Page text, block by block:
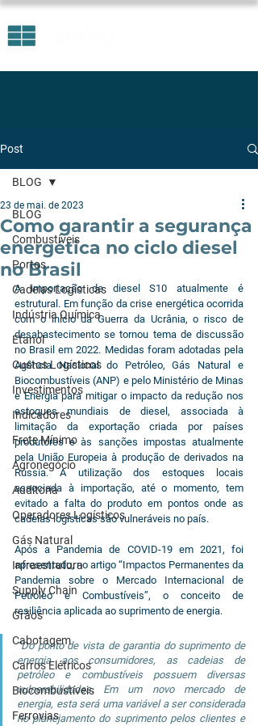
Post
BLOG
Combustíveis
Portos
Cadeias Logísticas
Indústria Química
Etanol
Custos Logísticos
Investimentos
Indicadores
Frete Mínimo
Agronegócio
Auditoria
Operadores Logísticos
Gás Natural
Infraestrutura
Supply Chain
Grãos
Cabotagem
Carros Elétricos
Biocombustíveis
Ferrovias
BLOG
Como garantir a segurança
energética no ciclo diesel
no Brasil
23 de mai. de 2023
A importação de diesel S10 atualmente é
estrutural. Em função da crise energética ocorrida
com o início da Guerra da Ucrânia, o risco de
desabastecimento se tornou tema de discussão
no Brasil em 2022. Medidas foram adotadas pela
Agência Nacional do Petróleo, Gás Natural e
Biocombustíveis (ANP) e pelo Ministério de Minas
e Energia para mitigar o impacto da redução nos
estoques mundiais de diesel, associada à
limitação da exportação criada por países
produtores e às sanções impostas atualmente
pela União Europeia à produção de derivados na
Rússia. A utilização dos estoques locais
associada à importação, até o momento, tem
evitado a falta do produto em pontos onde as
cadeias logísticas são vulneráveis no país.
Após a Pandemia de COVID-19 em 2021, foi
apresentado, no artigo “Impactos Permanentes da
Pandemia sobre o Mercado Internacional de
Petróleo e Combustíveis”, o conceito de
resiliência aplicada ao suprimento de energia.
“Do ponto de vista de garantia do suprimento de
energia aos consumidores, as cadeias de
petróleo e combustíveis possuem diversas
vulnerabilidades. Em um novo mercado de
energia, esta será uma variável a ser considerada
no planejamento do suprimento pelos clientes e